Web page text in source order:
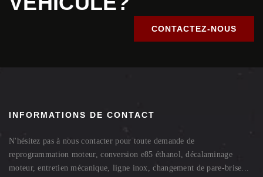
CONTACTEZ-NOUS
INFORMATIONS DE CONTACT
N'hésitez pas à nous contacter pour toute demande de
reprogrammation moteur, conversion e85 éthanol, décalaminage
moteur, entretien mécanique, ligne inox, changement de pare-brise...